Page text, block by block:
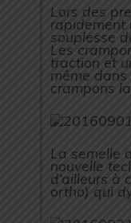
Lors des
rapidement
souplesse
Les
traction et
même
crampons
La semelle
nouvelle
d’ailleurs à
ortho) qui